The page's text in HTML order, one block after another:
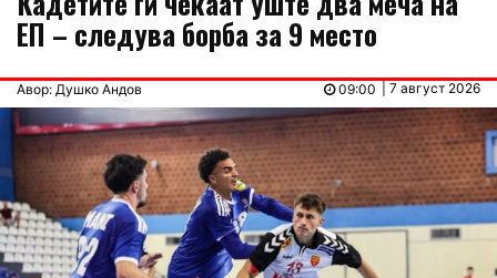
ЕП – следува борба за 9 место
Авор: Душко Андов | 7 август 2026
09:00